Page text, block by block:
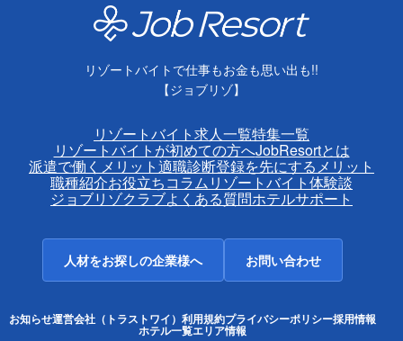
リゾートバイトで仕事もお金も思い出も!!
【ジョブリゾ】
リゾートバイト求人一覧特集一覧
リゾートバイトが初めての方へJobResortとは
派遣で働くメリット適職診断登録を先にするメリット
職種紹介お役立ちコラムリゾートバイト体験談
ジョブリゾクラブよくある質問ホテルサポート
人材をお探しの企業様へ お問い合わせ
お知らせ運営会社（トラストワイ） 利用規約プライバシーポリシー採用情報
ホテル一覧エリア情報